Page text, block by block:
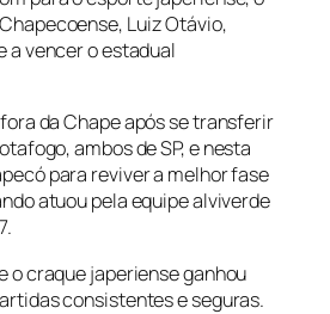
Luiz Otávio,
a vencer o estadual
da Chape após se transferir
ambos de SP, e nesta
para reviver a melhor fase
atuou pela equipe alviverde
o craque japeriense ganhou
consistentes e seguras.